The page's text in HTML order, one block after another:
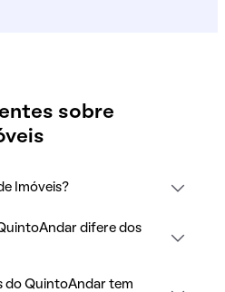
sobre
Imóveis?
difere dos
do QuintoAndar tem